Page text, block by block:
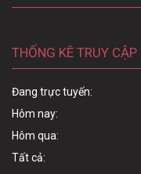
THỐNG KÊ TRUY CẬP
Đang trực tuyến:
Hôm nay:
Hôm qua:
Tất cả: